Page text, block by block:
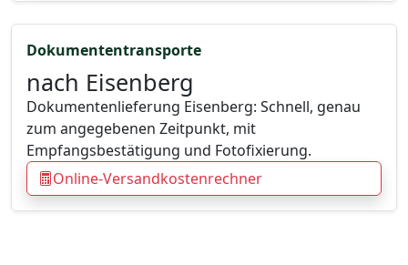
Dokumententransporte
nach Eisenberg
Dokumentenlieferung Eisenberg: Schnell, genau
zum angegebenen Zeitpunkt, mit
Empfangsbestätigung und Fotofixierung.
Online-Versandkostenrechner